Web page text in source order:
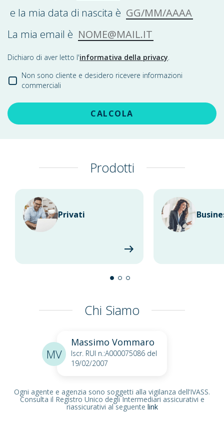
e la mia data di nascita è GG/MM/AAAA
La mia email è NOME@MAIL.IT
Dichiaro di aver letto l'informativa della privacy.
Non sono cliente e desidero ricevere informazioni
commerciali
CALCOLA
Prodotti
Privati
Chi Siamo
Massimo Vommaro
Iscr. RUI n.:A000075086 del
19/02/2007
MV
Ogni agente e agenzia sono soggetti alla vigilanza dell’IVASS.
Consulta il Registro Unico degli Intermediari assicurativi e
riassicurativi al seguente link